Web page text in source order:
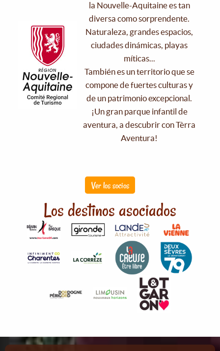
la Nouvelle-Aquitaine es tan
diversa como sorprendente.
Naturaleza, grandes espacios,
ciudades dinámicas, playas
míticas...
También es un territorio que se
compone de fuertes culturas y
de un patrimonio excepcional.
¡Un gran parque infantil de
aventura, a descubrir con Tèrra
Aventura!
Ver los socios
Los destinos asociados